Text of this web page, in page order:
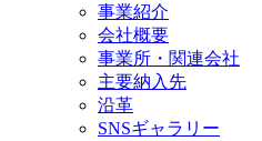
事業紹介
会社概要
事業所・関連会社
主要納入先
沿革
SNSギャラリー